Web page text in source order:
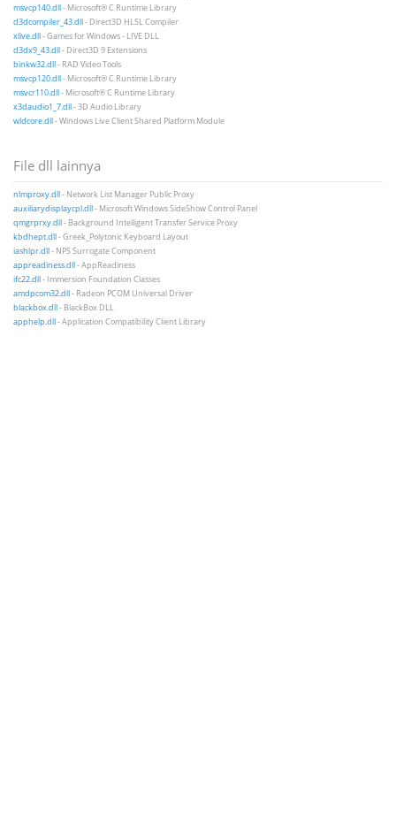
msvcp140.dll- Microsoft® C Runtime Library
d3dcompiler_43.dll- Direct3D HLSL Compiler
xlive.dll- Games for Windows - LIVE DLL
d3dx9_43.dll- Direct3D 9 Extensions
binkw32.dll- RAD Video Tools
msvcp120.dll- Microsoft® C Runtime Library
msvcr110.dll- Microsoft® C Runtime Library
x3daudio1_7.dll- 3D Audio Library
wldcore.dll- Windows Live Client Shared Platform Module
File dll lainnya
nlmproxy.dll- Network List Manager Public Proxy
auxiliarydisplaycpl.dll- Microsoft Windows SideShow Control Panel
qmgrprxy.dll- Background Intelligent Transfer Service Proxy
kbdhept.dll- Greek_Polytonic Keyboard Layout
iashlpr.dll- NPS Surrogate Component
appreadiness.dll- AppReadiness
ifc22.dll- Immersion Foundation Classes
amdpcom32.dll- Radeon PCOM Universal Driver
blackbox.dll- BlackBox DLL
apphelp.dll- Application Compatibility Client Library